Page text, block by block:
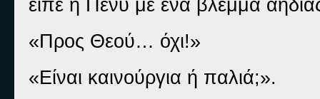
είπε η Πένυ με ένα βλέμμα
«Προς Θεού… όχι!»
«Είναι καινούργια ή παλιά;».